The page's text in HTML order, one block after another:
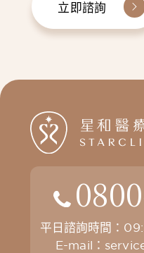
立即諮詢
平日諮詢時間：
E-mail：